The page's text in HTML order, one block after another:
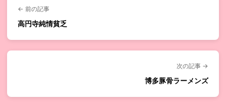
← 前の記事
高円寺純情貧乏
次の記事 →
博多豚骨ラーメンズ